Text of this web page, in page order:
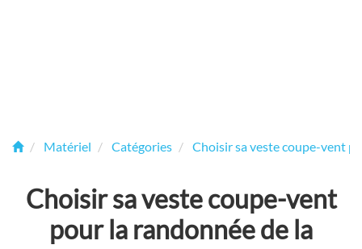
Matériel Catégories Choisir sa veste coupe-vent
Choisir sa veste coupe-vent
pour la randonnée de la